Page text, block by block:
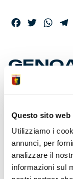
Questo sito
Utilizziamo i
annunci, per
analizzare il
informazioni sul
Facebook
Twitter
Il capitano della
Invitational Cup
nelle
nella TOP 5 sia